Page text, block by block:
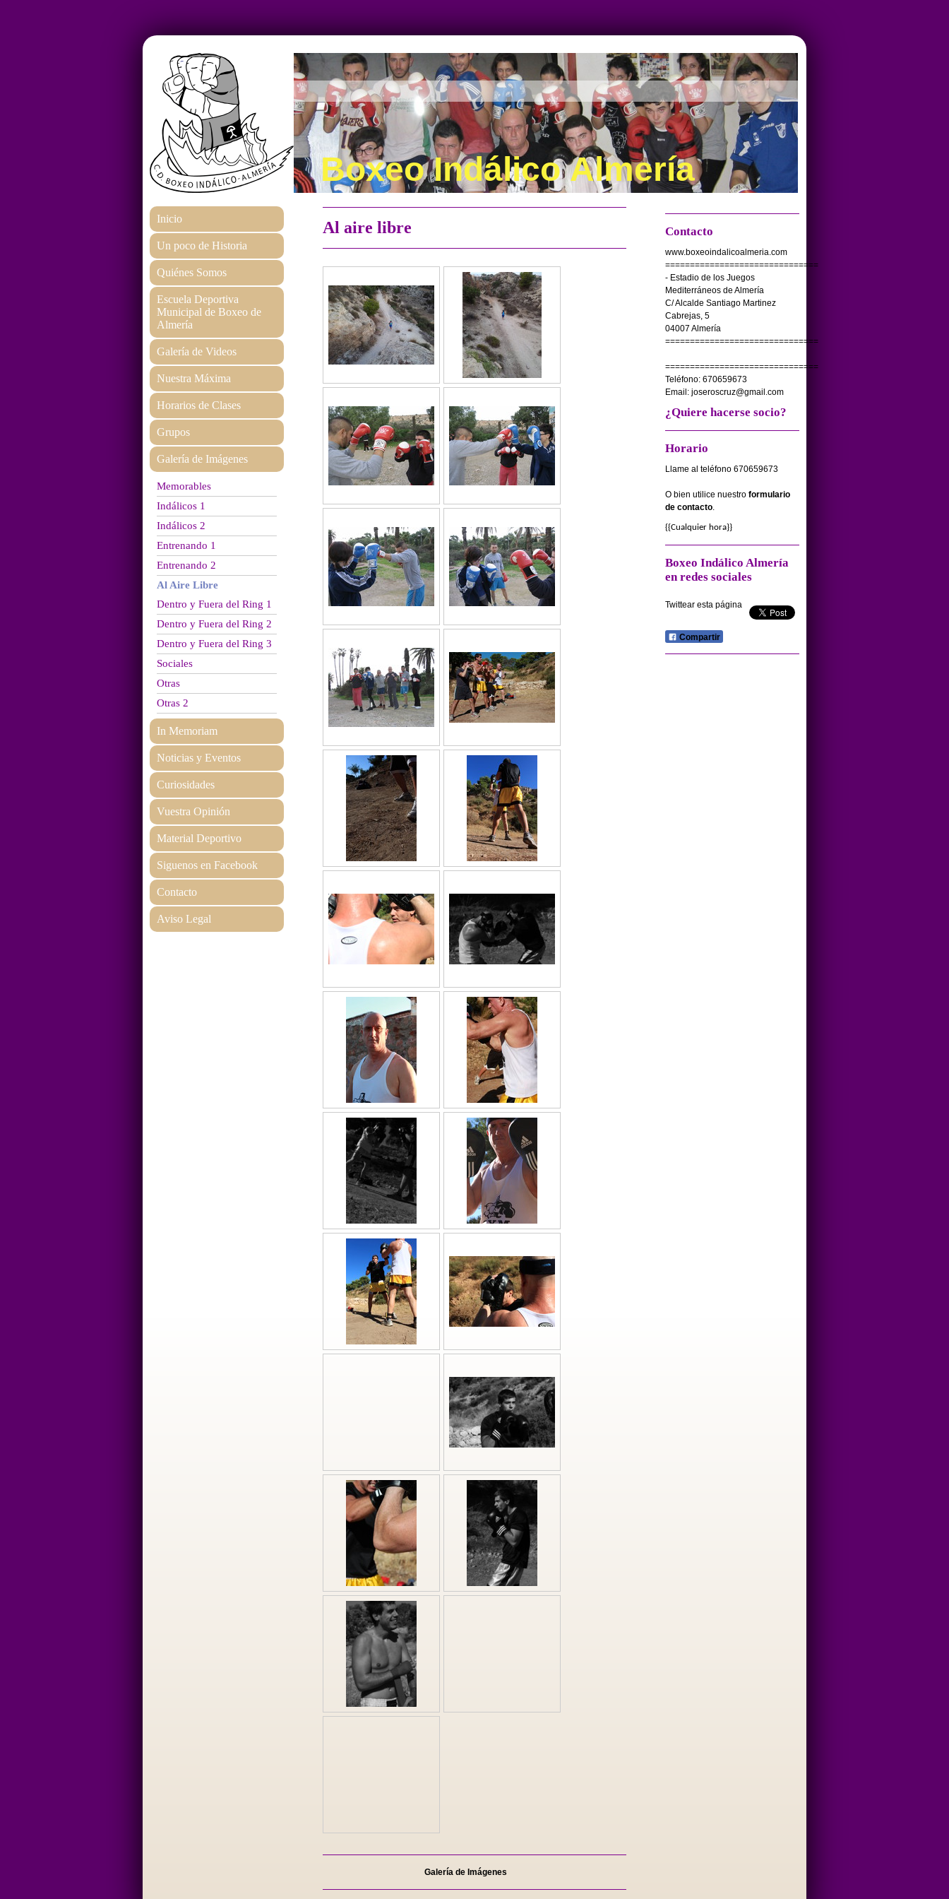
Boxeo Indálico Almería
Inicio
Un poco de Historia
Quiénes Somos
Escuela Deportiva
Municipal de Boxeo de
Almería
Galería de Videos
Nuestra Máxima
Horarios de Clases
Grupos
Galería de Imágenes
Memorables
Indálicos 1
Indálicos 2
Entrenando 1
Entrenando 2
Al Aire Libre
Dentro y Fuera del Ring 1
Dentro y Fuera del Ring 2
Dentro y Fuera del Ring 3
Sociales
Otras
Otras 2
In Memoriam
Noticias y Eventos
Curiosidades
Vuestra Opinión
Material Deportivo
Siguenos en Facebook
Contacto
Aviso Legal
Al aire libre
Galería de Imágenes
Contacto
www.boxeoindalicoalmeria.com
===============================
- Estadio de los Juegos
Mediterráneos de Almería
C/ Alcalde Santiago Martinez
Cabrejas, 5
04007 Almería
===============================
===============================
Teléfono: 670659673
Email: joseroscruz@gmail.com
¿Quiere hacerse socio?
Horario
Llame al teléfono 670659673
O bien utilice nuestro formulario
de contacto.
{{Cualquier hora}}
Boxeo Indálico Almería
en redes sociales
Twittear esta página
Compartir